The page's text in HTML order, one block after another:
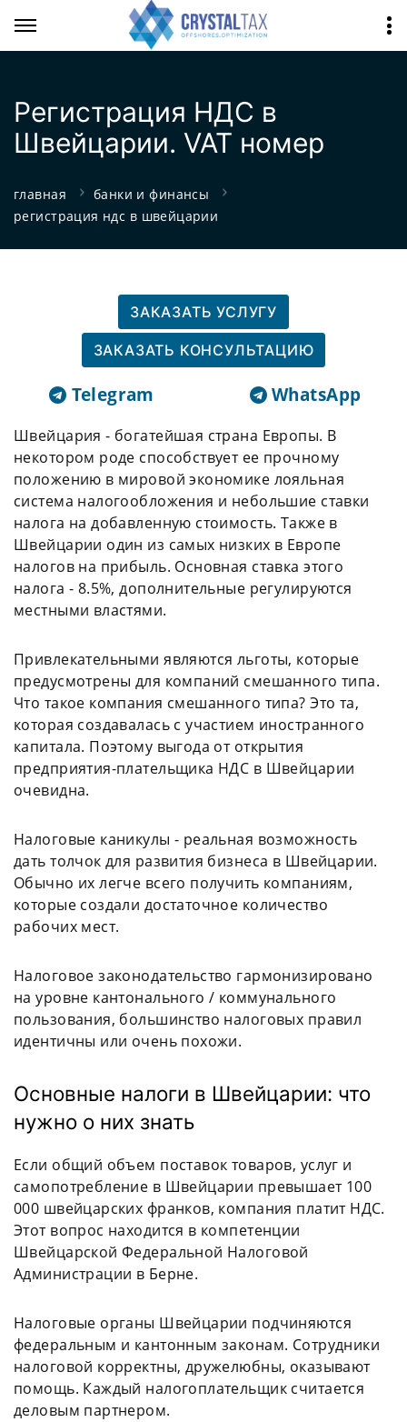
Регистрация НДС в
Швейцарии. VAT номер
главная
банки и финансы
регистрация ндс в швейцарии
ЗАКАЗАТЬ УСЛУГУ
ЗАКАЗАТЬ КОНСУЛЬТАЦИЮ
Telegram WhatsApp
Швейцария - богатейшая страна Европы. В
некотором роде способствует ее прочному
положению в мировой экономике лояльная
система налогообложения и небольшие ставки
налога на добавленную стоимость. Также в
Швейцарии один из самых низких в Европе
налогов на прибыль. Основная ставка этого
налога - 8.5%, дополнительные регулируются
местными властями.
Привлекательными являются льготы, которые
предусмотрены для компаний смешанного типа.
Что такое компания смешанного типа? Это та,
которая создавалась с участием иностранного
капитала. Поэтому выгода от открытия
предприятия-плательщика НДС в Швейцарии
очевидна.
Налоговые каникулы - реальная возможность
дать толчок для развития бизнеса в Швейцарии.
Обычно их легче всего получить компаниям,
которые создали достаточное количество
рабочих мест.
Налоговое законодательство гармонизировано
на уровне кантонального / коммунального
пользования, большинство налоговых правил
идентичны или очень похожи.
Основные налоги в Швейцарии: что
нужно о них знать
Если общий объем поставок товаров, услуг и
самопотребление в Швейцарии превышает 100
000 швейцарских франков, компания платит НДС.
Этот вопрос находится в компетенции
Швейцарской Федеральной Налоговой
Администрации в Берне.
Налоговые органы Швейцарии подчиняются
федеральным и кантонным законам. Сотрудники
налоговой корректны, дружелюбны, оказывают
помощь. Каждый налогоплательщик считается
деловым партнером.